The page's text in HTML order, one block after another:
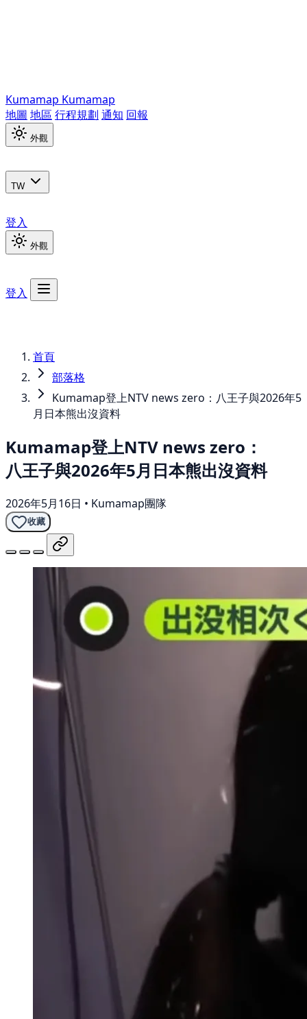
Kumamap Kumamap
地圖 地區 行程規劃 通知 回報
外觀
TW
登入
外觀
登入
首頁
部落格
Kumamap登上NTV news zero：八王子與2026年5
月日本熊出沒資料
Kumamap登上NTV news zero：
八王子與2026年5月日本熊出沒資料
2026年5月16日 • Kumamap團隊
收藏